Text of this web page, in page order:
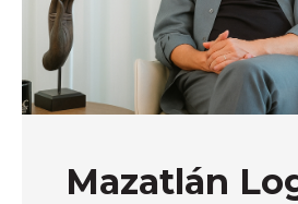
Mazatlán